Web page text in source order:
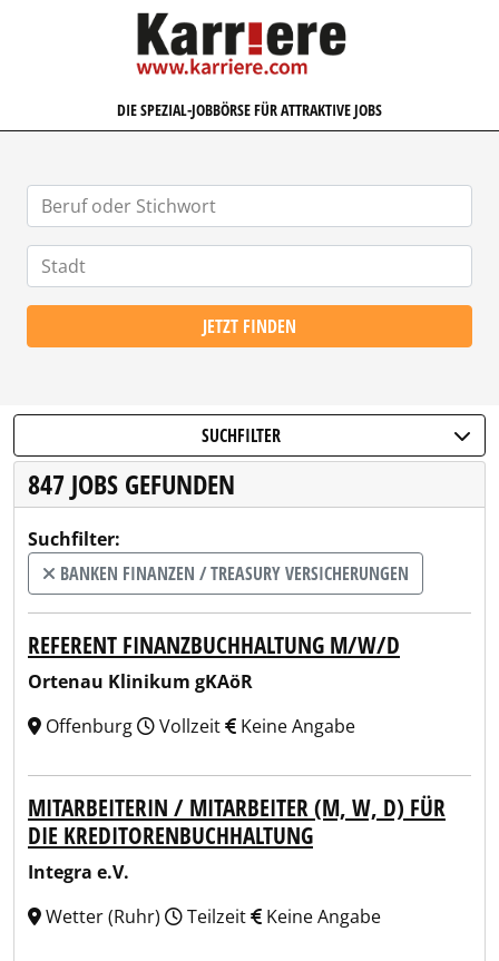
KARRIERE.COM
DIE SPEZIAL-JOBBÖRSE FÜR ATTRAKTIVE JOBS
JETZT FINDEN
SUCHFILTER
847 JOBS GEFUNDEN
Suchfilter:
BANKEN FINANZEN / TREASURY VERSICHERUNGEN
REFERENT FINANZBUCHHALTUNG M/W/D
Ortenau Klinikum gKAöR
Offenburg
Vollzeit Keine Angabe
MITARBEITERIN / MITARBEITER (M, W, D) FÜR
DIE KREDITORENBUCHHALTUNG
Integra e.V.
Wetter (Ruhr)
Teilzeit Keine Angabe